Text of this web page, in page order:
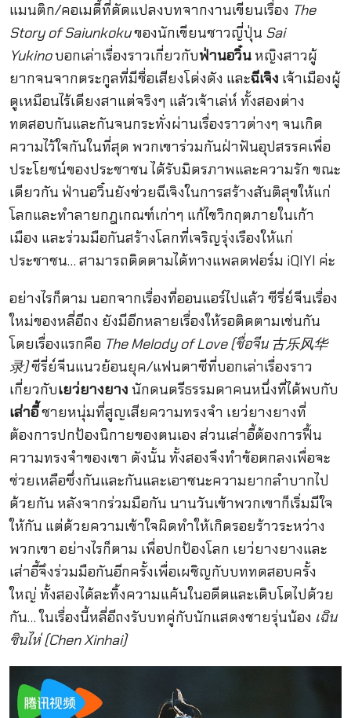
แมนติก/คอเมดี้ที่ดัดแปลงบทจากงานเขียนเรื่อง The
Story of Saiunkokuของนักเขียนชาวญี่ปุ่น Sai
Yukinoบอกเล่าเรื่องราวเกี่ยวกับฟ่านอวิ๋นหญิงสาวผู้
ยากจนจากตระกูลที่มีชื่อเสียงโด่งดัง และฉีเจิง เจ้าเมืองผู้
ดูเหมือนไร้เดียงสาแต่จริงๆ แล้วเจ้าเล่ห์ ทั้งสองต่าง
ทดสอบกันและกันจนกระทั่งผ่านเรื่องราวต่างๆ จนเกิด
ความไว้ใจกันในที่สุด พวกเขาร่วมกันฝ่าฟันอุปสรรคเพื่อ
ประโยชน์ของประชาชน ได้รับมิตรภาพและความรัก ขณะ
เดียวกัน ฟ่านอวิ๋นยังช่วยฉีเจิงในการสร้างสันติสุขให้แก่
โลกและทำลายกฎเกณฑ์เก่าๆ แก้ไขวิกฤตภายในเก้า
เมือง และร่วมมือกันสร้างโลกที่เจริญรุ่งเรืองให้แก่
ประชาชน… สามารถติดตามได้ทางแพลตฟอร์ม iQIYI ค่ะ
อย่างไรก็ตาม นอกจากเรื่องที่ออนแอร์ไปแล้ว ซีรี่ย์จีนเรื่อง
ใหม่ของหลี่อีถง ยังมีอีกหลายเรื่องให้รอติดตามเช่นกัน
โดยเรื่องแรกคือ The Melody of Love (ชื่อจีน 古乐风华
录)ซีรี่ย์จีนแนวย้อนยุค/แฟนตาซีที่บอกเล่าเรื่องราว
เกี่ยวกับเยว่ยางยาง นักดนตรีธรรมดาคนหนึ่งที่ได้พบกับ
เส่าอี้ชายหนุ่มที่สูญเสียความทรงจำ เยว่ยางยางที่
ต้องการปกป้องนิกายของตนเอง ส่วนเส่าอี้ต้องการฟื้น
ความทรงจำของเขา ดังนั้น ทั้งสองจึงทำข้อตกลงเพื่อจะ
ช่วยเหลือซึ่งกันและกันและเอาชนะความยากลำบากไป
ด้วยกัน หลังจากร่วมมือกัน นานวันเข้าพวกเขาก็เริ่มมีใจ
ให้กัน แต่ด้วยความเข้าใจผิดทำให้เกิดรอยร้าวระหว่าง
พวกเขา อย่างไรก็ตาม เพื่อปกป้องโลก เยว่ยางยางและ
เส่าอี้จึงร่วมมือกันอีกครั้งเพื่อเผชิญกับบททดสอบครั้ง
ใหญ่ ทั้งสองได้ละทิ้งความแค้นในอดีตและเติบโตไปด้วย
กัน… ในเรื่องนี้หลี่อีถงรับบทคู่กับนักแสดงชายรุ่นน้อง เฉิน
ซินไห่ (Chen Xinhai)